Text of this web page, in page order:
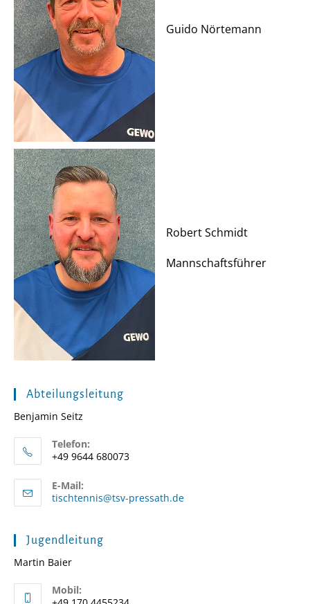
Guido Nörtemann
Robert Schmidt
Mannschaftsführer
Abteilungsleitung
Benjamin Seitz
Telefon:
+49 9644 680073
E-Mail:
tischtennis@tsv-pressath.deOpens
Jugendleitung
Martin Baier
Mobil: